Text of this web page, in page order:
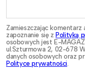
Zamieszczając komentarz
zapoznanie się z Polityką
osobowych jest E-
ul.Szturmowa 2, 02-678
danych osobowych oraz
Polityce prywatności.